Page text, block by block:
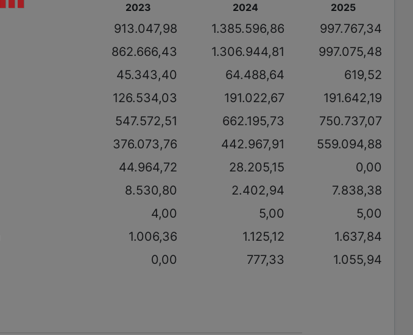
2023 2024 2025
913.047,98 1.385.596,86
997.767,34
862.666,43 1.306.944,81
997.075,48
45.343,40 64.488,64
619,52
126.534,03 191.022,67
191.642,19
547.572,51 662.195,73
750.737,07
376.073,76 442.967,91
559.094,88
44.964,72 28.205,15
0,00
8.530,80 2.402,94
7.838,38
4,00 5,00
5,00
1.006,36 1.125,12
1.637,84
0,00 777,33 1.055,94